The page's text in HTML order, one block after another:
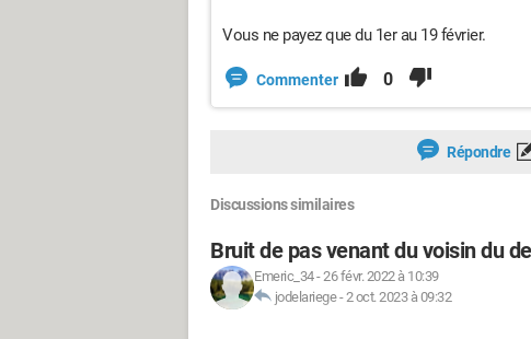
Vous ne payez que du 1er au 19 février.
Commenter 0
Répondre
Discussions similaires
Bruit de pas venant du voisin du
Emeric_34-26 févr. 2022 à 10:39
jodelariege-2 oct. 2023 à 09:32